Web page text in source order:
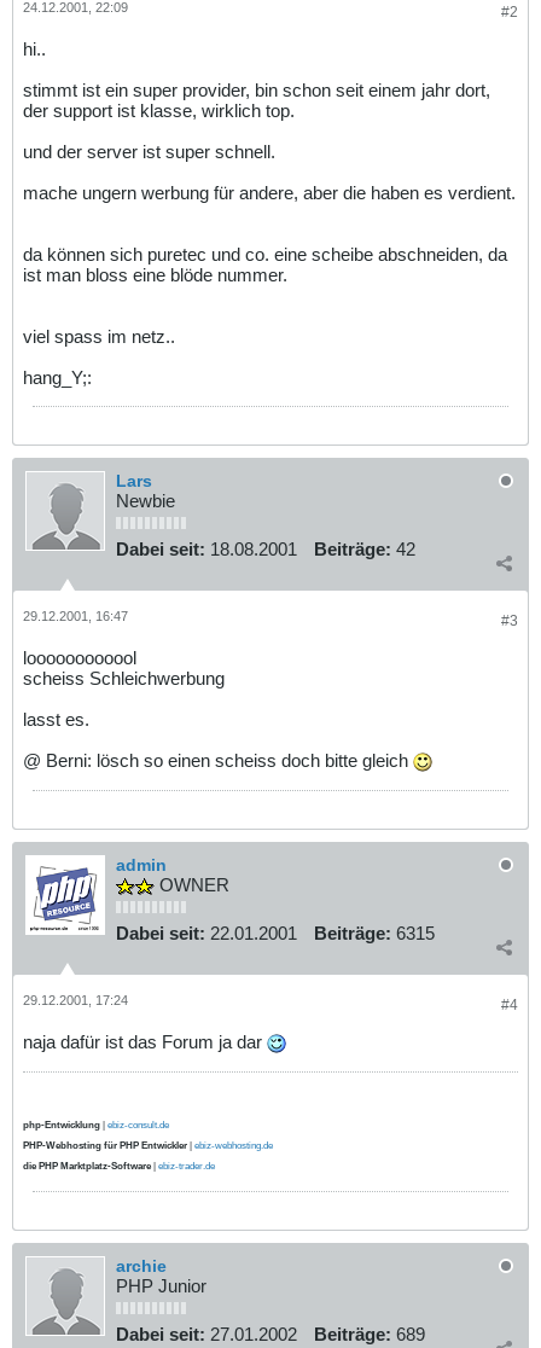
#2
24.12.2001, 22:09
hi..
stimmt ist ein super provider, bin schon seit einem jahr dort,
der support ist klasse, wirklich top.
und der server ist super schnell.
mache ungern werbung für andere, aber die haben es verdient.
da können sich puretec und co. eine scheibe abschneiden, da
ist man bloss eine blöde nummer.
viel spass im netz..
hang_Y;:
Lars
Newbie
Dabei seit: 18.08.2001 Beiträge: 42
#3
29.12.2001, 16:47
loooooooooool
scheiss Schleichwerbung
lasst es.
@ Berni: lösch so einen scheiss doch bitte gleich
admin
OWNER
Dabei seit: 22.01.2001 Beiträge: 6315
#4
29.12.2001, 17:24
naja dafür ist das Forum ja dar
php-Entwicklung | ebiz-consult.de
PHP-Webhosting für PHP Entwickler | ebiz-webhosting.de
die PHP Marktplatz-Software | ebiz-trader.de
archie
PHP Junior
Dabei seit: 27.01.2002 Beiträge: 689